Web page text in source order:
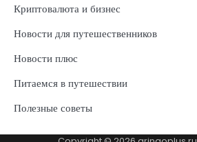
Криптовалюта и бизнес
Новости для путешественников
Новости плюс
Питаемся в путешествии
Полезные советы